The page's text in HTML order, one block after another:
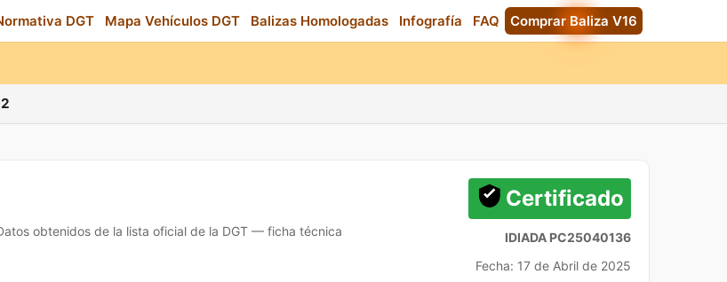
DGT Mapa Vehículos DGT Balizas Homologadas Infografía FAQ Comprar Baliza V16
obtenidos de la lista oficial de la DGT — ficha técnica
Certificado
IDIADA PC25040136
Fecha: 17 de Abril de 2025